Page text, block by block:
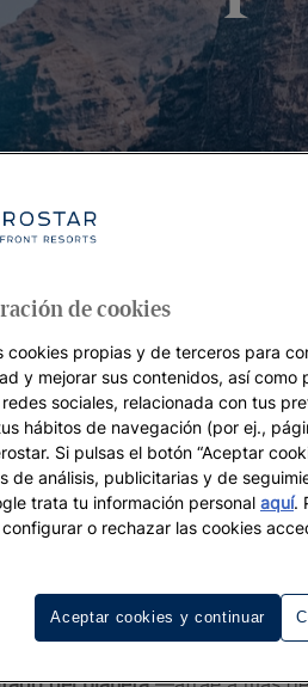
en España
y gastronomía se
de cookies
cookies propias y de terceros para
y mejorar sus contenidos, así
sociales, relacionada con tus
hábitos de navegación (por ej.,
Si pulsas el botón “Aceptar
de análisis, publicitarias y de
trata tu información personal aquí.
o rechazar las cookies
Aceptar cookies y continuar